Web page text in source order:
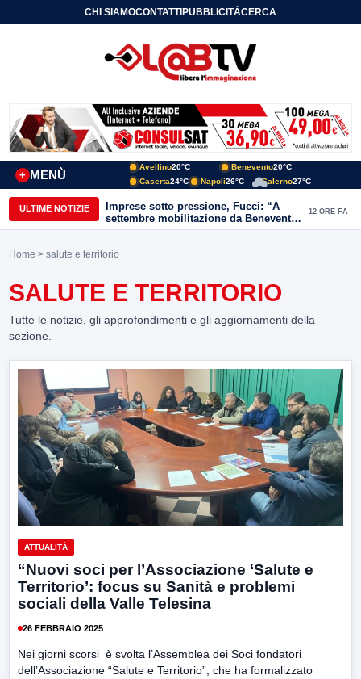
CHI SIAMOCONTATTIPUBBLICITÀCERCA
MENÙ
+
Avellino20°C Benevento20°C
Caserta24°C Napoli26°C Salerno27°C
ULTIME NOTIZIE
Imprese sotto pressione, Fucci: “A
settembre mobilitazione da Benevento
e Avellino”
12 ORE FA
Home > salute e territorio
SALUTE E TERRITORIO
Tutte le notizie, gli approfondimenti e gli aggiornamenti della
sezione.
ATTUALITÀ
“Nuovi soci per l’Associazione ‘Salute e
Territorio’: focus su Sanità e problemi
sociali della Valle Telesina
26 FEBBRAIO 2025
Nei giorni scorsi è svolta l’Assemblea dei Soci fondatori
dell’Associazione “Salute e Territorio”, che ha formalizzato